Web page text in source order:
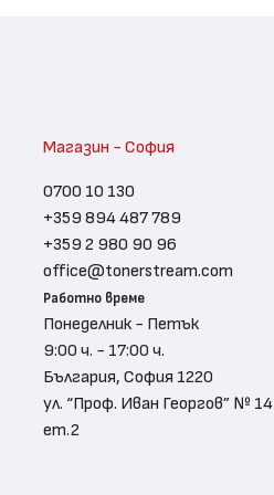
Магазин - София
0700 10 130
+359 894 487 789
+359 2 980 90 96
office@tonerstream.com
Работно време
Понеделник - Петък
9:00 ч. - 17:00 ч.
България, София 1220
ул. “Проф. Иван Георгов” №
ет.2